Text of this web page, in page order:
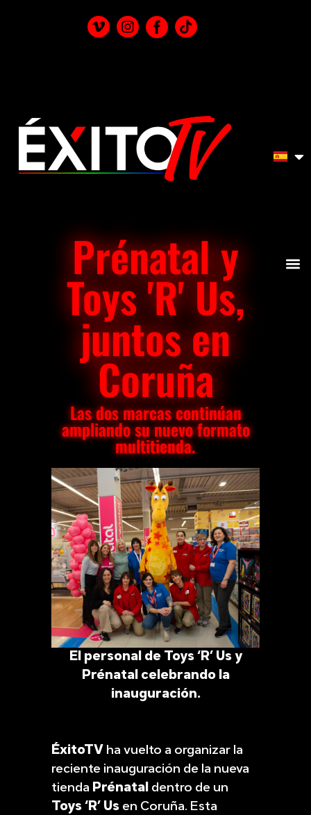
Prénatal y
Toys 'R' Us,
juntos en
Coruña
Las dos marcas continúan
ampliando su nuevo formato
multitienda.
El personal de Toys ‘R’ Us y
Prénatal celebrando la
inauguración.
ÉxitoTV ha vuelto a organizar la
reciente inauguración de la nueva
tienda Prénatal dentro de un
Toys ‘R’ Us en Coruña. Esta